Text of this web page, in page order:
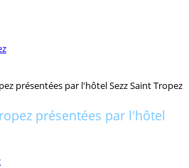
présentées par l'hôtel Sezz Saint Tropez
présentées par l'hôtel